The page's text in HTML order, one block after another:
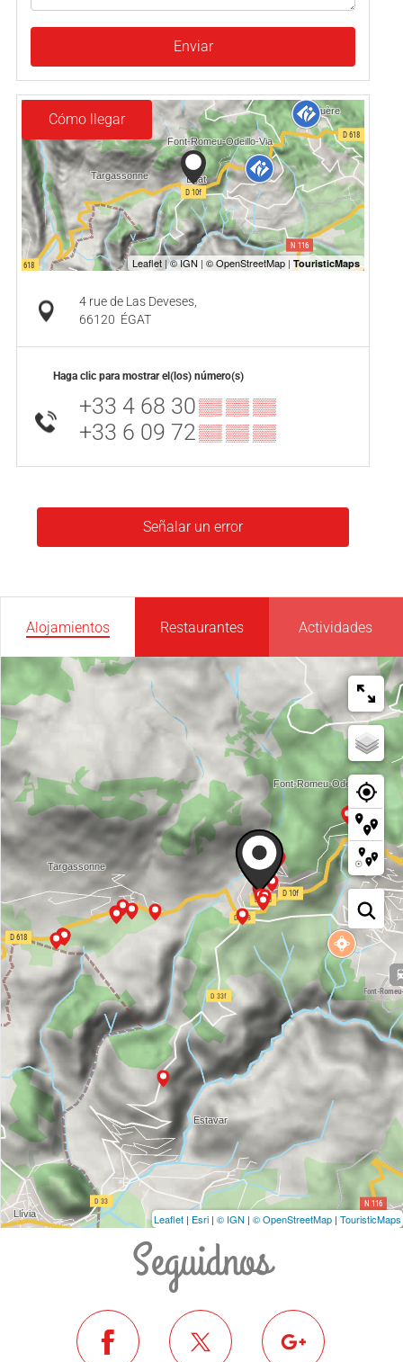
Enviar
Cómo llegar
4 rue de Las Deveses,
66120 ÉGAT
Haga clic para mostrar el(los) número(s)
+33 4 68 30▒▒ ▒▒ ▒▒
+33 6 09 72▒▒ ▒▒ ▒▒
Señalar un error
Alojamientos Restaurantes Actividades
Leaflet | Esri | © IGN | © OpenStreetMap | TouristicMaps
Seguidnos